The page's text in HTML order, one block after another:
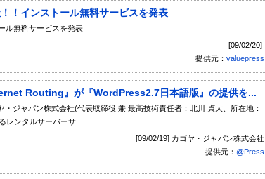
！インストール無料サービスを発表
ル無料サービスを発表
[09/02/20]
提供元： valuepress
Routing』が『WordPress2.7日本語版』の提供を...
ジャパン株式会社(代表取締役 兼 最高技術責任者：北川 貞大、所在地：
レンタルサーバーサ...
[09/02/19] カゴヤ・ジャパン株式会社
提供元： @Press